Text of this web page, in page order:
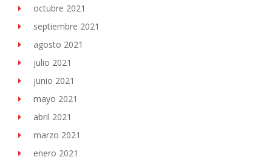
octubre 2021
septiembre 2021
agosto 2021
julio 2021
junio 2021
mayo 2021
abril 2021
marzo 2021
enero 2021